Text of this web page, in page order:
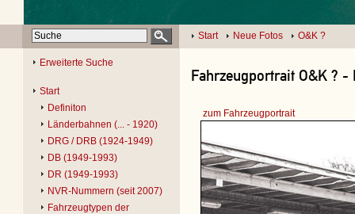
Start Neue Fotos O&K ?
Erweiterte Suche
Start
Definiton
Länderbahnen (... - 1920)
DRG / DRB (1924-1949)
DB (1949-1993)
DR (1949-1993)
NVR-Nummern (seit 2007)
Fahrzeugtypen der
Fahrzeugportrait O&K ? -
zum Fahrzeugportrait